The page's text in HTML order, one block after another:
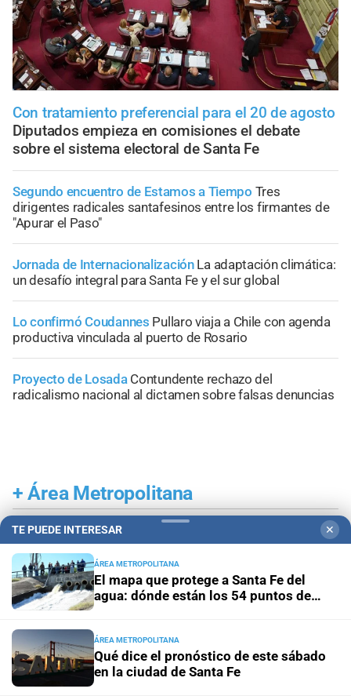
Con tratamiento preferencial para el 20 de agosto
Diputados empieza en comisiones el debate
sobre el sistema electoral de Santa Fe
Segundo encuentro de Estamos a Tiempo Tres
dirigentes radicales santafesinos entre los firmantes de
"Apurar el Paso"
Jornada de Internacionalización La adaptación climática:
un desafío integral para Santa Fe y el sur global
Lo confirmó Coudannes Pullaro viaja a Chile con agenda
productiva vinculada al puerto de Rosario
Proyecto de Losada Contundente rechazo del
radicalismo nacional al dictamen sobre falsas denuncias
+ Área Metropolitana
TE PUEDE INTERESAR ✕
ÁREA METROPOLITANA
El mapa que protege a Santa Fe del
agua: dónde están los 54 puntos de
ÁREA METROPOLITANA
Qué dice el pronóstico de este sábado
en la ciudad de Santa Fe